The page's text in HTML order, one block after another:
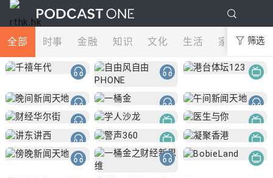
全部 时事 金融 知识 文化 生活 家庭 娱乐
筛选